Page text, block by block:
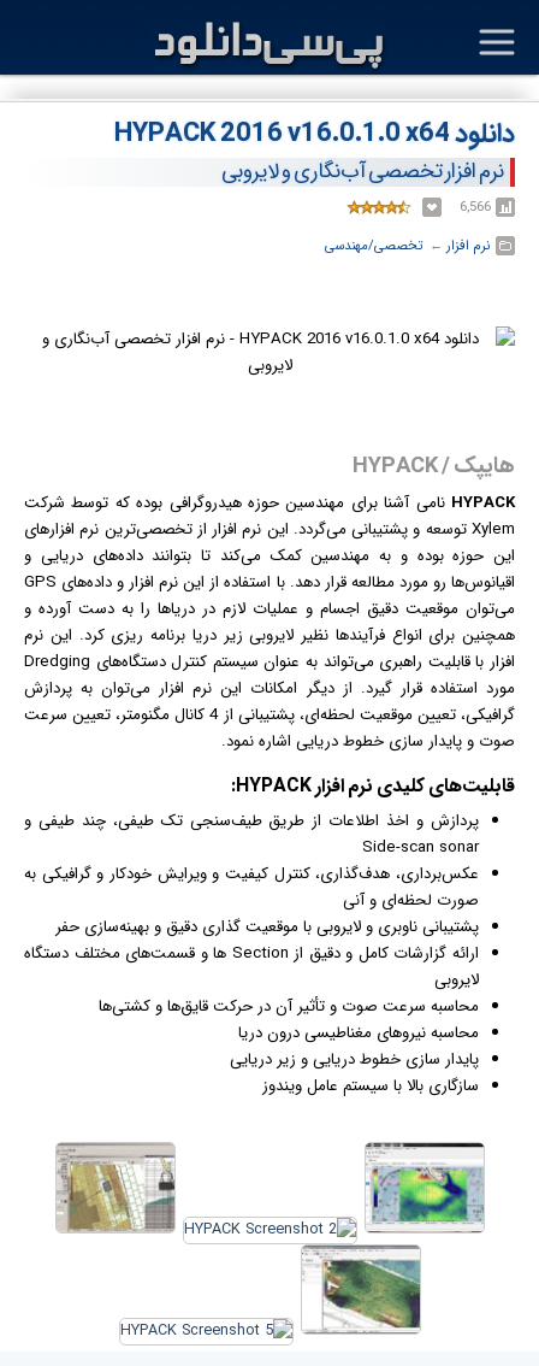
دانلود HYPACK 2016 v16.0.1.0 x64
نرم افزار تخصصی آب‌نگاری و لایروبی
6,566
نرم افزار ← ‏تخصصی/مهندسی
هایپک / HYPACK
HYPACK نامی آشنا برای مهندسین حوزه هیدروگرافی بوده که توسط شرکت
Xylem توسعه و پشتیبانی می‌گردد. این
نرم افزاراز تخصصی‌ترین نرم افزارهای
این حوزه بوده و به مهندسین کمک می‌کند تا بتوانند داده‌های دریایی و
اقیانوس‌ها رو مورد مطالعه قرار دهد. با استفاده از این نرم افزار و داده‌های GPS
می‌توان موقعیت دقیق اجسام و عملیات لازم در دریاها را به دست آورده و
همچنین برای انواع فرآیندها نظیر لایروبی زیر دریا برنامه ریزی کرد. این نرم
افزار با قابلیت راهبری می‌تواند به عنوان سیستم کنترل دستگاه‌های Dredging
مورد استفاده قرار گیرد. از دیگر امکانات این نرم افزار می‌توان به پردازش
گرافیک
ی، تعیین موقعیت لحظه‌ای، پشتیبانی از 4 کانال مگنومتر، تعیین سرعت
صوت و پایدار سازی خطوط دریایی اشاره نمود.
قابلیت‌‌های کلیدی نرم افزار
پردازش و اخذ اطلاعات از طریق طیف‌سنجی تک طیفی، چند طیفی و
Side-scan sonar
عکس‌برداری، هدف‌گذاری، کنترل کیفیت و ویرایش خودکار وگرافیکی به
صورت لحظه‌ای و آنی
پشتیبانی ناوبری و لایروبی با موقعیت گذاری دقیق و بهینه‌سازی حفر
ارائه گزارشات کامل و دقیق از Section ها و قسمت‌های مختلف دستگاه
لایروبی
محاسبه سرعت صوت و تأثیر آن در حرکت قایق‌ها و کشتی‌ها
محاسبه نیروهای مغناطیسی درون دریا
پایدار سازی خطوط دریایی و زیر دریایی
سازگاری بالا با سیستم عاملویندوز